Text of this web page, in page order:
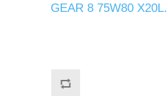
GEAR 8 75W80 X20L.